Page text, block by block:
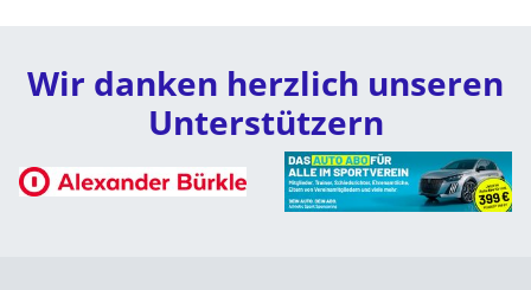
Wir danken herzlich unseren
Unterstützern